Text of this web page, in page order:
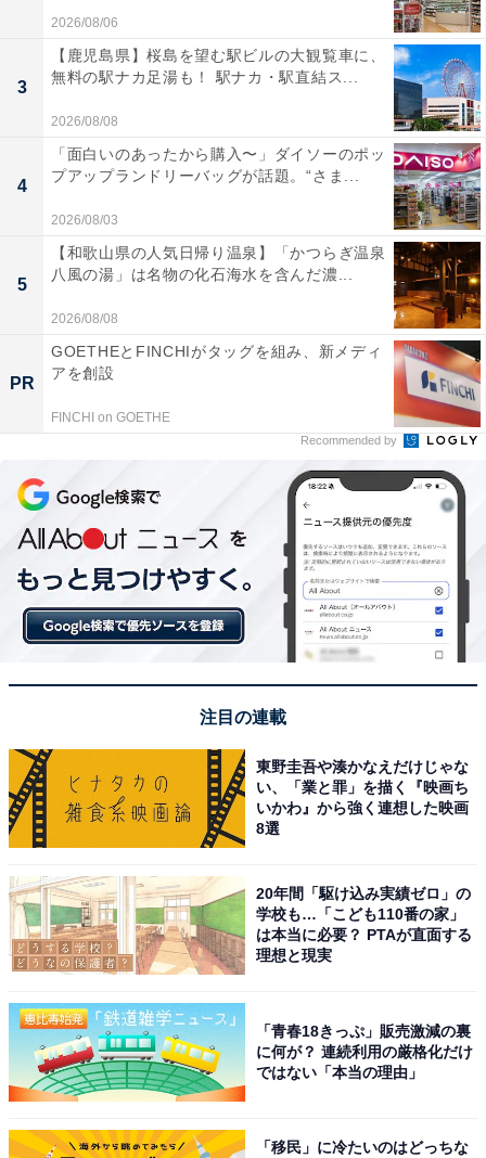
2026/08/06
3
【鹿児島県】桜島を望む駅ビルの大観覧車に、
無料の駅ナカ足湯も！ 駅ナカ・駅直結ス...
2026/08/08
4
「面白いのあったから購入〜」ダイソーのポッ
プアップランドリーバッグが話題。“さま...
2026/08/03
5
【和歌山県の人気日帰り温泉】「かつらぎ温泉
八風の湯」は名物の化石海水を含んだ濃...
2026/08/08
PR
GOETHEとFINCHIがタッグを組み、新メディ
アを創設
FINCHI on GOETHE
Recommended by
注目の連載
東野圭吾や湊かなえだけじゃな
い、「業と罪」を描く『映画ち
いかわ』から強く連想した映画
8選
20年間「駆け込み実績ゼロ」の
学校も…「こども110番の家」
は本当に必要？ PTAが直面する
理想と現実
「青春18きっぷ」販売激減の裏
に何が？ 連続利用の厳格化だけ
ではない「本当の理由」
「移民」に冷たいのはどっちな